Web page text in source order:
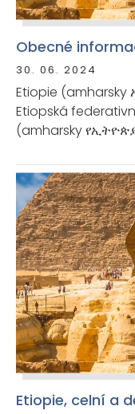
Obecné
30. 06. 2024
Etiopie (amharsky
Etiopská
(amharsky
Habeš, je
východní Africe.
východě s
a na západě se
odhadů z roku 2010
už 105 350 020
Abeba, úředním
Etiopie, celní a